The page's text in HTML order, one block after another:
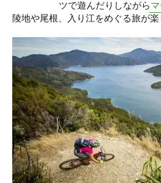
ツで遊んだりしながら
陵地や尾根、入り江をめぐる旅が楽